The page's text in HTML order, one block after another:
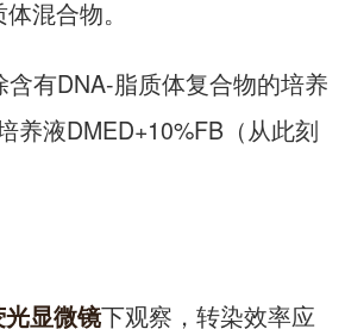
混合物。
有DNA-脂质体复合物的培养
养液DMED+10%FB（从此刻
显微镜下观察，转染效率应